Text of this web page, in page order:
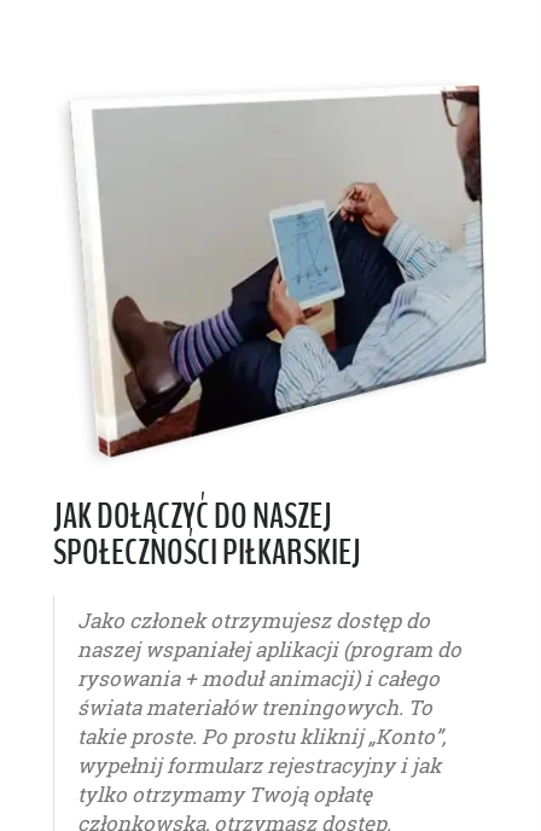
JAK DOŁĄCZYĆ DO NASZEJ
SPOŁECZNOŚCI PIŁKARSKIEJ
Jako członek otrzymujesz dostęp do
naszej wspaniałej aplikacji (program do
rysowania + moduł animacji) i całego
świata materiałów treningowych. To
takie proste. Po prostu kliknij „Konto”,
wypełnij formularz rejestracyjny i jak
tylko otrzymamy Twoją opłatę
członkowską, otrzymasz dostęp.